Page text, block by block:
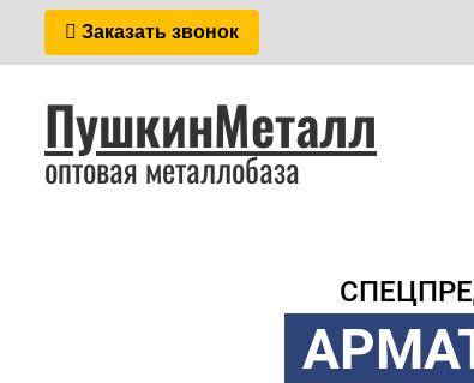
Заказать звонок
ПушкинМеталл
оптовая металлобаза